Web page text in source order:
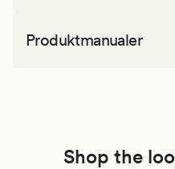
Produktmanualer
Shop the